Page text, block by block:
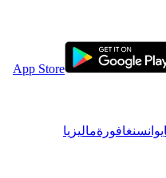
App Store
سنغافورةماليزيا